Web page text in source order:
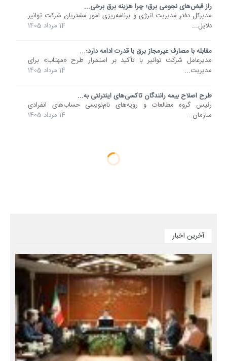
راز قبض‌های نجومی برق؛ چرا هزینه برق برخی...
مدیرکل دفتر مدیریت انرژی و برنامه‌ریزی امور مشتریان شرکت توانیر
دلایل...
14 مرداد 1405
مقابله با مصارف غیرمجاز برق با قدرت ادامه دارد؛...
مدیرعامل شرکت توانیر با تأکید بر استمرار طرح «مهتاب» برای
مدیریت...
14 مرداد 1405
طرح اصلاح بیمه رانندگان تاکسی‌های اینترنتی به...
رئیس گروه مطالعات و رویه‌های نام‌نویسی حساب‌های انفرادی
سازمان...
14 مرداد 1405
آخرین اخبار